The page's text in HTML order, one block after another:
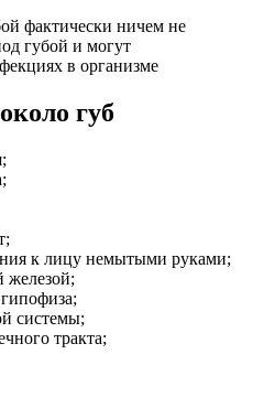
фактически ничем не
губой и могут
в организме
губ
к лицу немытыми руками;
системы;
тракта;